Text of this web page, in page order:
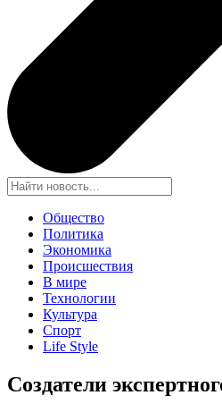
Общество
Политика
Экономика
Происшествия
В мире
Технологии
Культура
Спорт
Life Style
Создатели